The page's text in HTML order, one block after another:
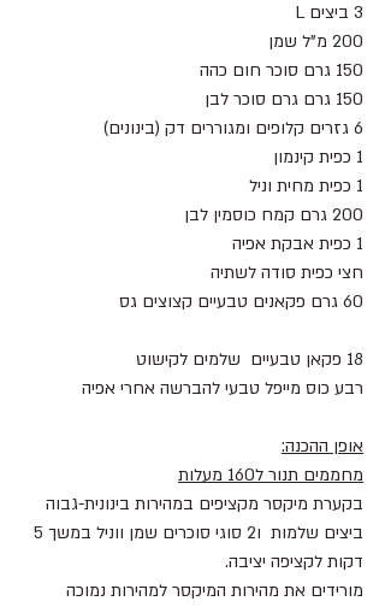
3 ביצים L
200 מ"ל שמן
150 גרם סוכר חום כהה
150 גרם גרם סוכר לבן
6 גזרים קלופים ומגוררים דק (בינונים)
1 כפית קינמון
1 כפית מחית וניל
200 גרם קמח כוסמין לבן
1 כפית אבקת אפיה
חצי כפית סודה לשתיה
60 גרם פקאנים טבעיים קצוצים גס
18 פקאן טבעיים  שלמים לקישוט
רבע כוס מייפל טבעי להברשה אחרי אפיה
אופן ההכנה:
מחממים תנור ל160 מעלות
בקערת מיקסר מקציפים במהירות בינונית-גבוה
דקות לקציפה יציבה.
מורידים את מהירות המיקסר למהירות נמוכה